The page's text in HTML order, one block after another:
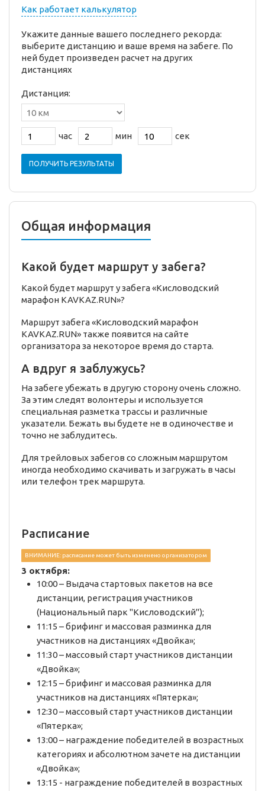
Как работает калькулятор
Укажите данные вашего последнего рекорда:
выберите дистанцию и ваше время на забеге. По
ней будет произведен расчет на других
дистанциях
Дистанция:
час мин сек
ПОЛУЧИТЬ РЕЗУЛЬТАТЫ
Общая информация
Какой будет маршрут у забега?
Какой будет маршрут у забега «Кисловодский
марафон KAVKAZ.RUN»?
Маршрут забега «Кисловодский марафон
KAVKAZ.RUN» также появится на сайте
организатора за некоторое время до старта.
А вдруг я заблужусь?
На забеге убежать в другую сторону очень сложно.
За этим следят волонтеры и используется
специальная разметка трассы и различные
указатели. Бежать вы будете не в одиночестве и
точно не заблудитесь.
Для трейловых забегов со сложным маршрутом
иногда необходимо скачивать и загружать в часы
или телефон трек маршрута.
Расписание
ВНИМАНИЕ: расписание может быть изменено организатором
3 октября:
10:00 – Выдача стартовых пакетов на все
дистанции, регистрация участников
(Национальный парк "Кисловодский");
11:15 – брифинг и массовая разминка для
участников на дистанциях «Двойка»;
11:30 – массовый старт участников дистанции
«Двойка»;
12:15 – брифинг и массовая разминка для
участников на дистанциях «Пятерка»;
12:30 – массовый старт участников дистанции
«Пятерка»;
13:00 – награждение победителей в возрастных
категориях и абсолютном зачете на дистанции
«Двойка»;
13:15 - награждение победителей в возрастных